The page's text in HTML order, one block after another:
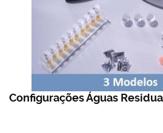
Configurações Águas